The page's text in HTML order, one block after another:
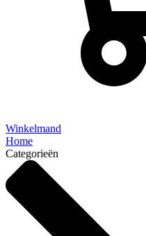
Winkelmand
Home
Categorieën